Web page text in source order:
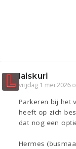
laiskuri
vrijdag 1 mei 2026
Parkeren bij het
heeft op zich
dat nog een
Hermes